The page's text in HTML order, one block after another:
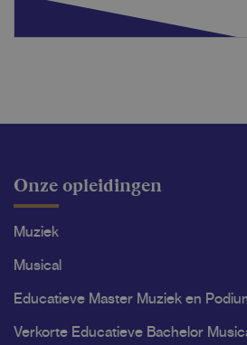
Onze opleidingen
Muziek
Musical
Educatieve Master Muziek en
Verkorte Educatieve Bachelor